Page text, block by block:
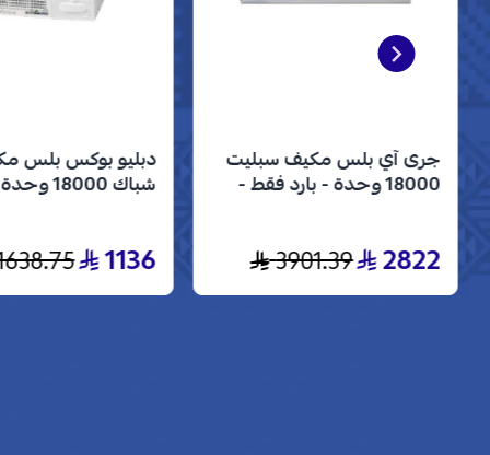
جرى آي بلس مكيف سبليت
18000 وحدة - بارد فقط -
2822
3901.39
دبليو بوكس بلس
1136